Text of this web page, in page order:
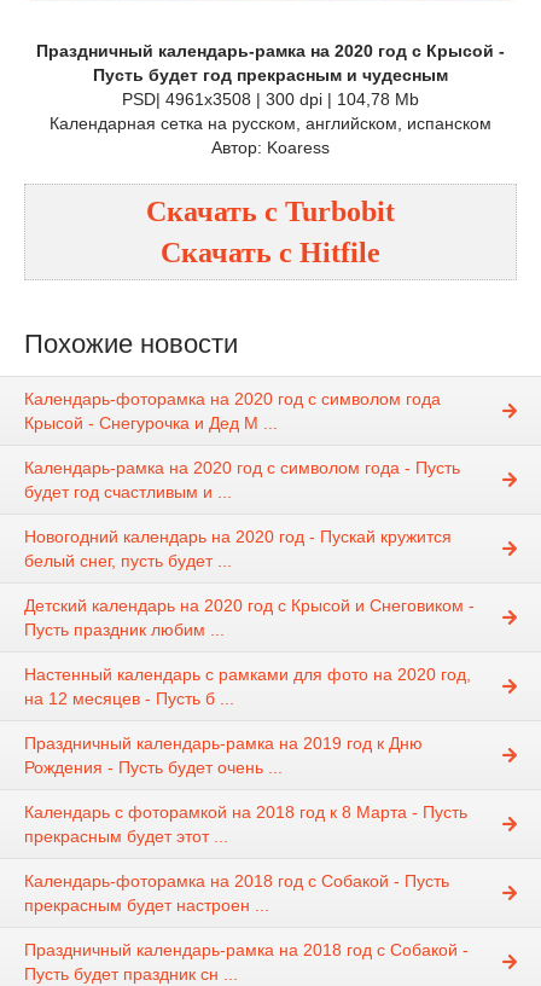
Праздничный календарь-рамка на 2020 год с Крысой -
Пусть будет год прекрасным и чудесным
PSD| 4961x3508 | 300 dpi | 104,78 Mb
Календарная сетка на русском, английском, испанском
Автор: Koaress
Скачать с Turbobit
Скачать с Hitfile
Похожие новости
Календарь-фоторамка на 2020 год с символом года
Крысой - Снегурочка и Дед М ...
Календарь-рамка на 2020 год с символом года - Пусть
будет год счастливым и ...
Новогодний календарь на 2020 год - Пускай кружится
белый снег, пусть будет ...
Детский календарь на 2020 год с Крысой и Снеговиком -
Пусть праздник любим ...
Настенный календарь с рамками для фото на 2020 год,
на 12 месяцев - Пусть б ...
Праздничный календарь-рамка на 2019 год к Дню
Рождения - Пусть будет очень ...
Календарь с фоторамкой на 2018 год к 8 Марта - Пусть
прекрасным будет этот ...
Календарь-фоторамка на 2018 год с Собакой - Пусть
прекрасным будет настроен ...
Праздничный календарь-рамка на 2018 год с Собакой -
Пусть будет праздник сн ...